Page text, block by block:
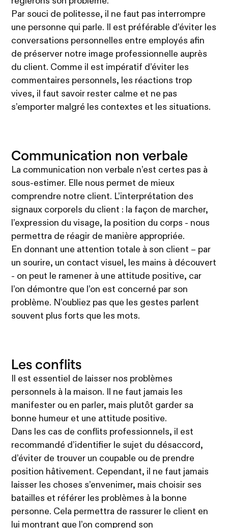
Par souci de politesse, il ne faut pas interrompre
une personne qui parle. Il est préférable d’éviter les
conversations personnelles entre employés afin
de préserver notre image professionnelle auprès
du client. Comme il est impératif d’éviter les
commentaires personnels, les réactions trop
vives, il faut savoir rester calme et ne pas
s’emporter malgré les contextes et les situations.
Communication non verbale
La communication non verbale n’est certes pas à
sous-estimer. Elle nous permet de mieux
comprendre notre client. L’interprétation des
signaux corporels du client : la façon de marcher,
l’expression du visage, la position du corps - nous
permettra de réagir de manière appropriée.
En donnant une attention totale à son client – par
un sourire, un contact visuel, les mains à découvert
- on peut le ramener à une attitude positive, car
l’on démontre que l’on est concerné par son
problème. N’oubliez pas que les gestes parlent
souvent plus forts que les mots.
Les conflits
Il est essentiel de laisser nos problèmes
personnels à la maison. Il ne faut jamais les
manifester ou en parler, mais plutôt garder sa
bonne humeur et une attitude positive.
Dans les cas de conflits professionnels, il est
recommandé d’identifier le sujet du désaccord,
d’éviter de trouver un coupable ou de prendre
position hâtivement. Cependant, il ne faut jamais
laisser les choses s’envenimer, mais choisir ses
batailles et référer les problèmes à la bonne
personne. Cela permettra de rassurer le client en
lui montrant que l’on comprend son